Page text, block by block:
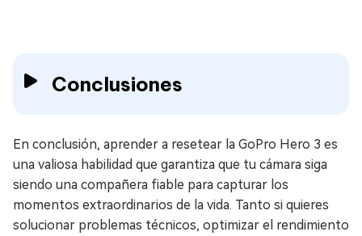
Conclusiones
En conclusión, aprender a resetear la GoPro Hero 3 es
una valiosa habilidad que garantiza que tu cámara siga
siendo una compañera fiable para capturar los
momentos extraordinarios de la vida. Tanto si quieres
solucionar problemas técnicos, optimizar el rendimiento